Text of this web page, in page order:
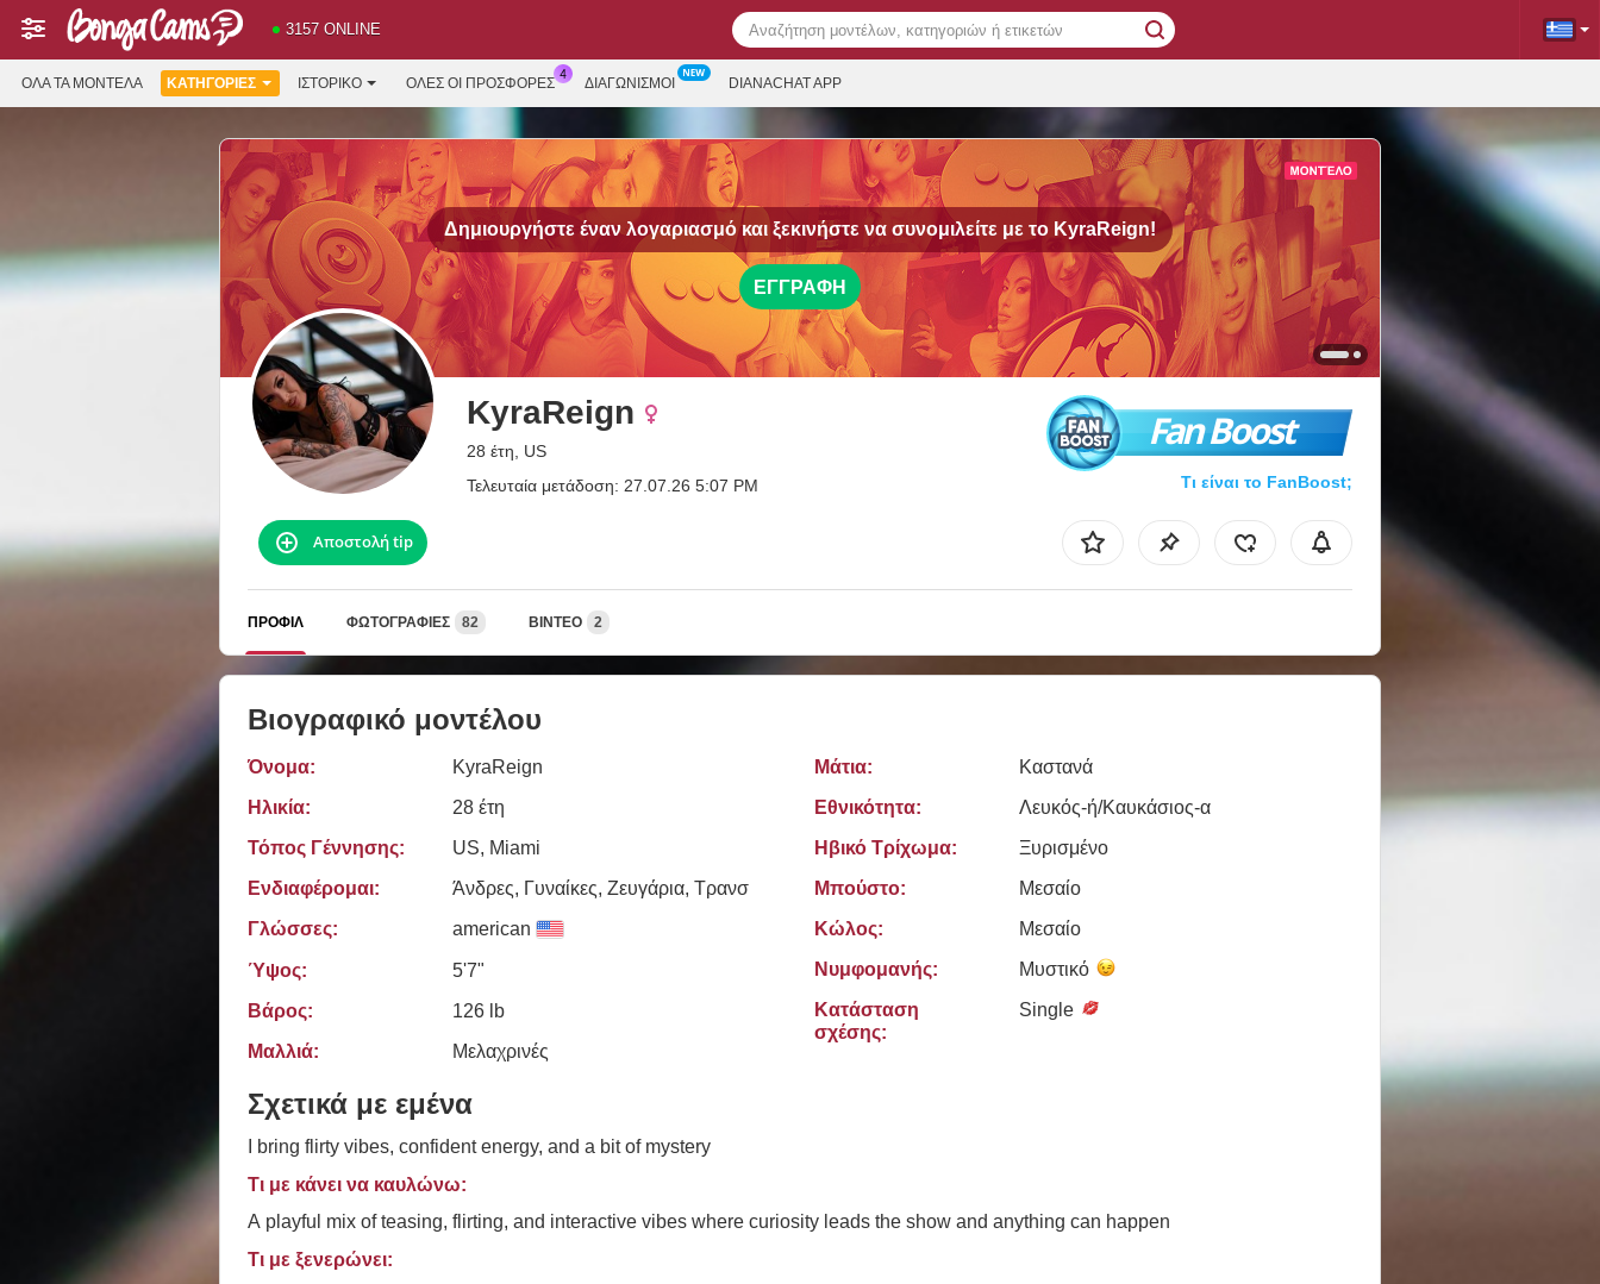
3157 ONLINE
ΌΛΑ ΤΑ ΜΟΝΤΈΛΑ ΚΑΤΗΓΟΡΊΕΣ ΙΣΤΟΡΙΚΌ ΟΛΕΣ ΟΙ ΠΡΟΣΦΟΡΕΣ ΔΙΑΓΩΝΙΣΜΟΊ DIANACHAT APP
Δημιουργήστε έναν λογαριασμό και ξεκινήστε να συνομιλείτε με το KyraReign!
ΕΓΓΡΑΦΉ
KyraReign
28 έτη, US
Τελευταία μετάδοση: 27.07.26 5:07 PM
Fan Boost
Τι είναι το FanBoost;
Αποστολή tip
ΠΡΟΦΊΛ ΦΩΤΟΓΡΑΦΊΕΣ 82 ΒΊΝΤΕΟ 2
Βιογραφικό μοντέλου
Όνομα:
KyraReign
Ηλικία:
28 έτη
Τόπος Γέννησης:
US, Miami
Ενδιαφέρομαι:
Άνδρες, Γυναίκες, Zευγάρια, Τρανσ
Γλώσσες:
american
Ύψος:
5'7"
Βάρος:
126 lb
Μαλλιά:
Μελαχρινές
Μάτια:
Καστανά
Εθνικότητα:
Λευκός-ή/Καυκάσιος-α
Ηβικό Τρίχωμα:
Ξυρισμένο
Μπούστο:
Μεσαίο
Κώλος:
Μεσαίο
Νυμφομανής:
Μυστικό
Κατάσταση
σχέσης:
Single
Σχετικά με εμένα
I bring flirty vibes, confident energy, and a bit of mystery
Τι με κάνει να καυλώνω:
A playful mix of teasing, flirting, and interactive vibes where curiosity leads the show and anything can happen
Τι με ξενερώνει: